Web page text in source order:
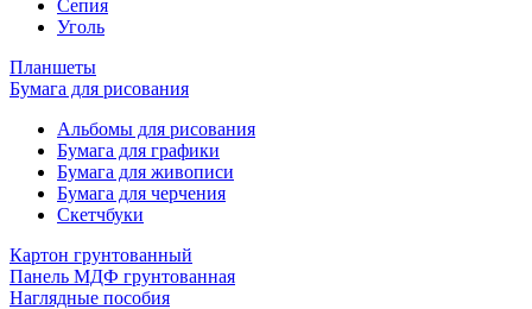
Сепия
Уголь
Планшеты
Бумага для рисования
Альбомы для рисования
Бумага для графики
Бумага для живописи
Бумага для черчения
Скетчбуки
Картон грунтованный
Панель МДФ грунтованная
Наглядные пособия